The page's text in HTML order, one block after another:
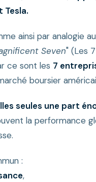
Tesla.
ainsi par analogie
Seven" (Les 7
ce sont les 7
boursier
seules une part
la performance
:
,